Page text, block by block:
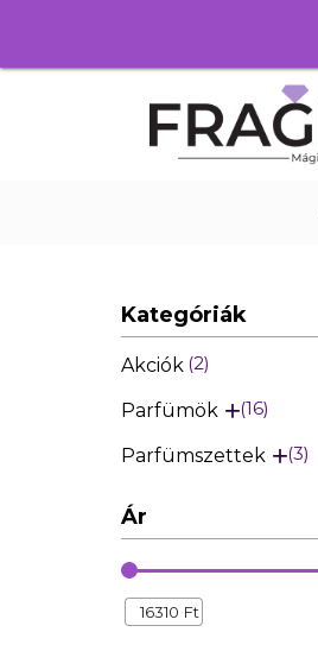
Kategóriák
Akciók 2
Parfümök 16
Parfümszettek 3
Ár
16310 Ft